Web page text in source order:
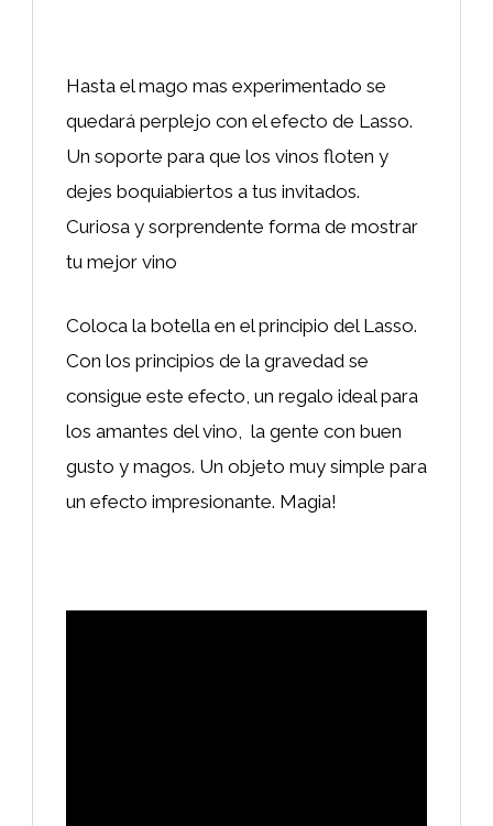
Hasta el mago mas experimentado se
quedará perplejo con el efecto de Lasso.
Un soporte para que los vinos floten y
dejes boquiabiertos a tus invitados.
Curiosa y sorprendente forma de mostrar
tu mejor vino
Coloca la botella en el principio del Lasso.
Con los principios de la gravedad se
consigue este efecto, un regalo ideal para
los amantes del vino, la gente con buen
gusto y magos. Un objeto muy simple para
un efecto impresionante. Magia!